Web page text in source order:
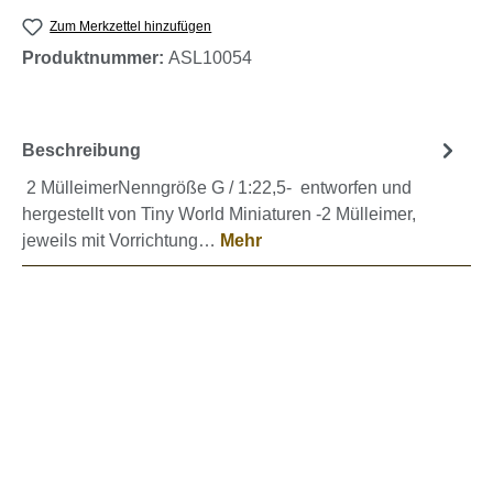
Zum Merkzettel hinzufügen
Produktnummer: ASL10054
Beschreibung
2 MülleimerNenngröße G / 1:22,5- entworfen und
hergestellt von Tiny World Miniaturen -2 Mülleimer,
jeweils mit Vorrichtung… Mehr